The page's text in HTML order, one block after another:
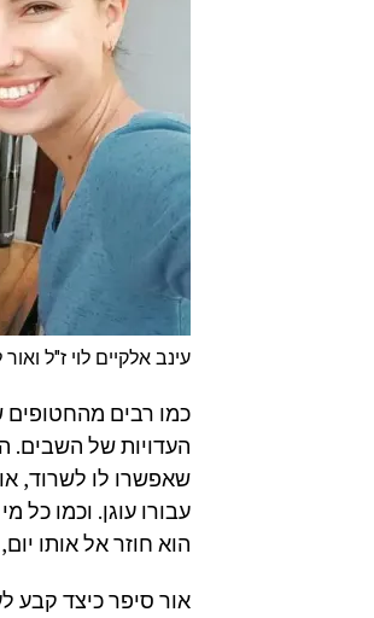
עינב אלקיים לוי ז"ל
כמו רבים מהחטופים
העדויות של השבים.
שאפשרו לו לשרוד,
עבורו עוגן. וכמו
הוא חוזר אל אותו
אור סיפר כיצד קבע